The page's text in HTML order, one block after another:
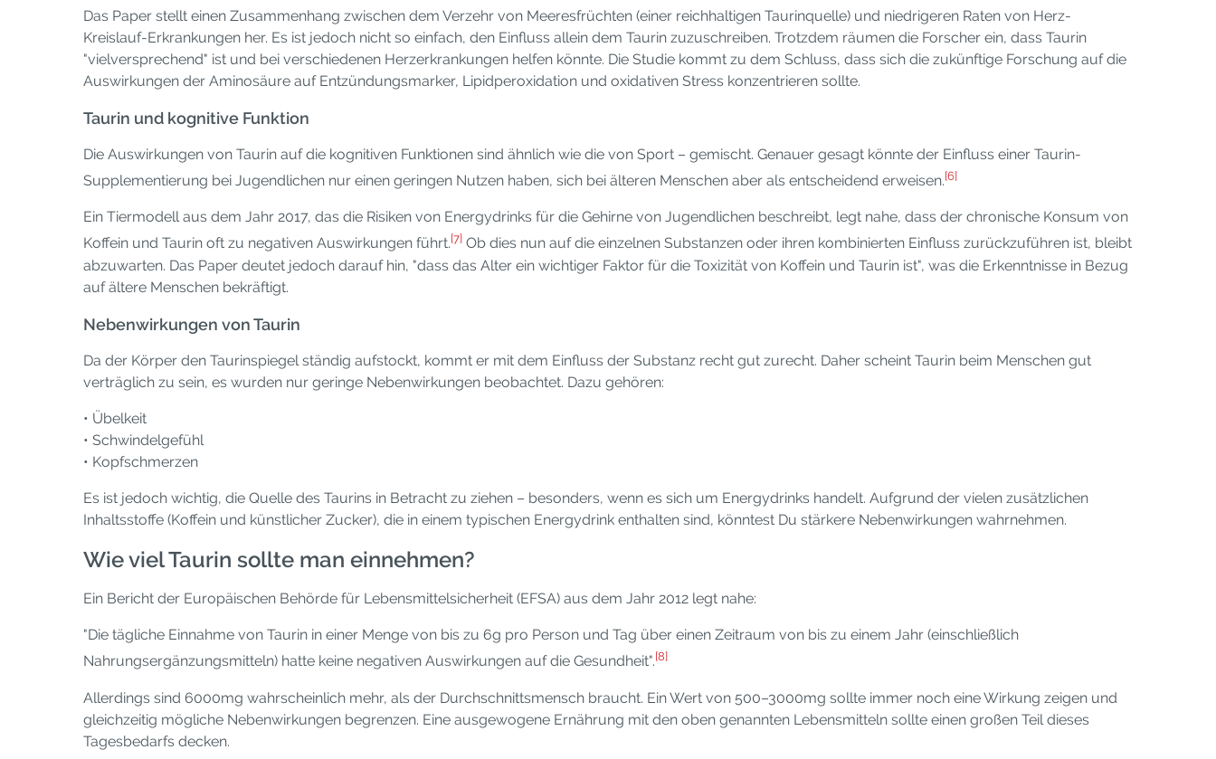
Das Paper stellt einen Zusammenhang zwischen dem Verzehr von Meeresfrüchten (einer reichhaltigen Taurinquelle) und niedrigeren Raten von Herz-
Kreislauf-Erkrankungen her. Es ist jedoch nicht so einfach, den Einfluss allein dem Taurin zuzuschreiben. Trotzdem räumen die Forscher ein, dass Taurin
"vielversprechend" ist und bei verschiedenen Herzerkrankungen helfen könnte. Die Studie kommt zu dem Schluss, dass sich die zukünftige Forschung auf die
Auswirkungen der Aminosäure auf Entzündungsmarker, Lipidperoxidation und oxidativen Stress konzentrieren sollte.
Taurin und kognitive Funktion
Die Auswirkungen von Taurin auf die kognitiven Funktionen sind ähnlich wie die von Sport – gemischt. Genauer gesagt könnte der Einfluss einer Taurin-
Supplementierung bei Jugendlichen nur einen geringen Nutzen haben, sich bei älteren Menschen aber als entscheidend erweisen.[6]
Ein Tiermodell aus dem Jahr 2017, das die Risiken von Energydrinks für die Gehirne von Jugendlichen beschreibt, legt nahe, dass der chronische Konsum von
Koffein und Taurin oft zu negativen Auswirkungen führt.[7] Ob dies nun auf die einzelnen Substanzen oder ihren kombinierten Einfluss zurückzuführen ist, bleibt
abzuwarten. Das Paper deutet jedoch darauf hin, "dass das Alter ein wichtiger Faktor für die Toxizität von Koffein und Taurin ist", was die Erkenntnisse in Bezug
auf ältere Menschen bekräftigt.
Nebenwirkungen von Taurin
Da der Körper den Taurinspiegel ständig aufstockt, kommt er mit dem Einfluss der Substanz recht gut zurecht. Daher scheint Taurin beim Menschen gut
verträglich zu sein, es wurden nur geringe Nebenwirkungen beobachtet. Dazu gehören:
• Übelkeit
• Schwindelgefühl
• Kopfschmerzen
Es ist jedoch wichtig, die Quelle des Taurins in Betracht zu ziehen – besonders, wenn es sich um Energydrinks handelt. Aufgrund der vielen zusätzlichen
Inhaltsstoffe (Koffein und künstlicher Zucker), die in einem typischen Energydrink enthalten sind, könntest Du stärkere Nebenwirkungen wahrnehmen.
Wie viel Taurin sollte man einnehmen?
Ein Bericht der Europäischen Behörde für Lebensmittelsicherheit (EFSA) aus dem Jahr 2012 legt nahe:
"Die tägliche Einnahme von Taurin in einer Menge von bis zu 6g pro Person und Tag über einen Zeitraum von bis zu einem Jahr (einschließlich
Nahrungsergänzungsmitteln) hatte keine negativen Auswirkungen auf die Gesundheit".[8]
Allerdings sind 6000mg wahrscheinlich mehr, als der Durchschnittsmensch braucht. Ein Wert von 500–3000mg sollte immer noch eine Wirkung zeigen und
gleichzeitig mögliche Nebenwirkungen begrenzen. Eine ausgewogene Ernährung mit den oben genannten Lebensmitteln sollte einen großen Teil dieses
Tagesbedarfs decken.